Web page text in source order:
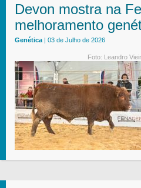
Devon mostra na
melhoramento
Genética | 03 de Julho de 2026
Foto: Leandro